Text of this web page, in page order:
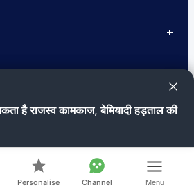
+
Times. सर्वाधिकार सुरक्षित।
in Chhattisgarh
बेमियादी हड़ताल की
रायपुर समेत कई
है राजस्व कामकाज, बेमियादी हड़ताल की
Personalise Channel Menu